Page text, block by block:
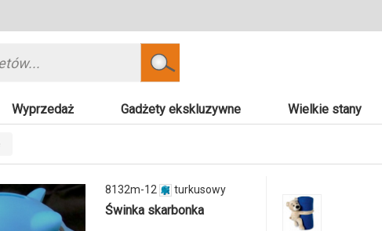
Szukaj
Wyprzedaż Gadżety ekskluzywne Wielkie stany
8132m-12 turkusowy
Świnka skarbonka